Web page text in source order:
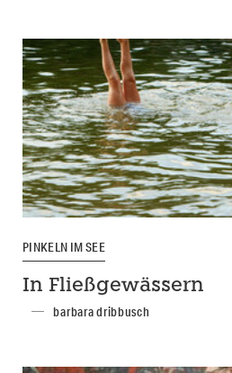
PINKELN IM SEE
In Fließgewässern
barbara dribbusch